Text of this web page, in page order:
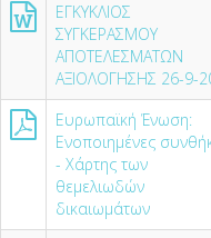
ΕΓΚΥΚΛΙΟΣ
ΣΥΓΚΕΡΑΣΜΟΥ
ΑΠΟΤΕΛΕΣΜΑΤΩΝ
ΑΞΙΟΛΟΓΗΣΗΣ 26-9-
Ευρωπαϊκή Ένωση:
Ενοποιημένες
- Χάρτης των
θεμελιωδών
δικαιωμάτων